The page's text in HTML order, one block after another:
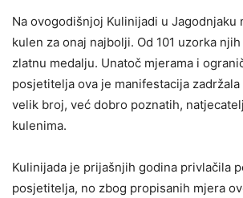
Na ovogodišnjoj Kulinijadi u Jagodnjaku
kulen za onaj najbolji. Od 101 uzorka
zlatnu medalju. Unatoč mjerama i
posjetitelja ova je manifestacija
velik broj, već dobro poznatih,
kulenima.
Kulinijada je prijašnjih godina privlačila
posjetitelja, no zbog propisanih mjera